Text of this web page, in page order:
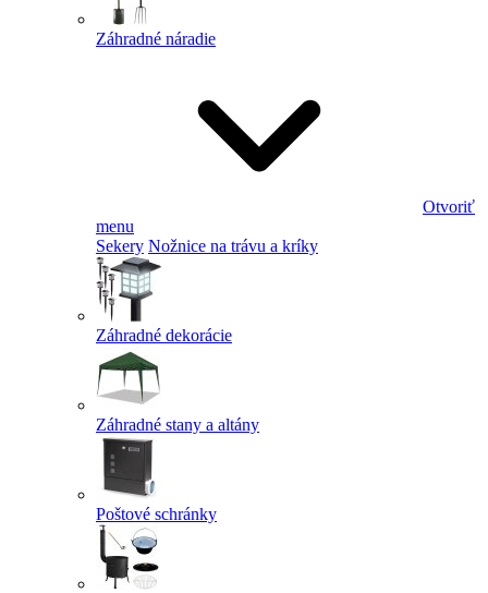
Záhradné náradie
Otvoriť
menu
Sekery Nožnice na trávu a kríky
Záhradné dekorácie
Záhradné stany a altány
Poštové schránky